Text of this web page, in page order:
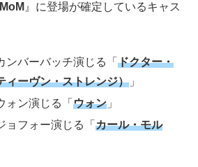
』に登場が確定しているキャス
ンバーバッチ演じる「ドクター・
ィーヴン・ストレンジ） 」
ォン演じる「ウォン 」
ョフォー演じる「カール・モル